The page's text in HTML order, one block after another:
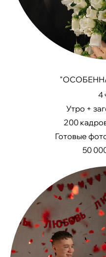
4
Утро +
200
Готовые
50